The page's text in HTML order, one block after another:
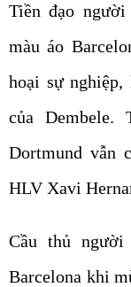
Tiền đạo
màu áo
hoại sự
của Dembele.
Dortmund vẫn
HLV Xavi
Cầu thủ
Barcelona khi